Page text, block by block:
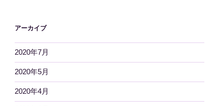
アーカイブ
2020年7月
2020年5月
2020年4月